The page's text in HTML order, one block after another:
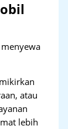
atau
lebih